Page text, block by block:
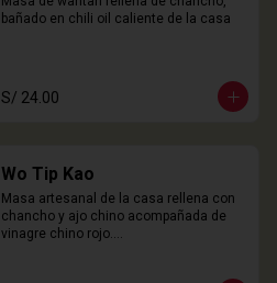
bañado en chili oil caliente de la casa
S/ 24.00
Wo Tip Kao
Masa artesanal de la casa rellena con
chancho y ajo chino acompañada de
vinagre chino rojo.